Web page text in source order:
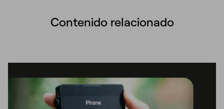
Contenido relacionado